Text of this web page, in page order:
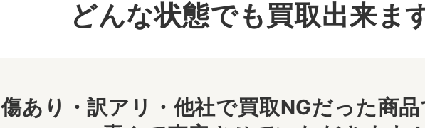
どんな状態でも買取出来ま
傷あり・訳アリ・他社で買取NGだった商